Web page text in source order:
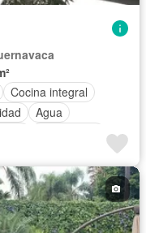
Cocina integral
Agua